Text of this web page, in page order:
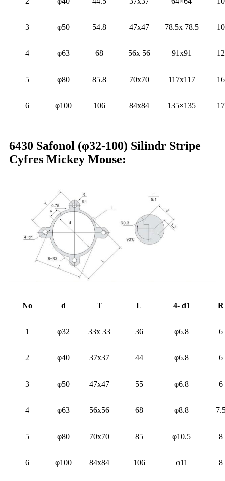
3 φ50 54.8 47x47 78.5x 78.5 10
4 φ63 68 56x 56 91x91 12
5 φ80 85.8 70x70 117x117 16
6 φ100 106 84x84 135×135 17
6430 Safonol (φ32-100) Silindr Stripe
Cyfres Mickey Mouse:
No d T L 4- d1 R
1 φ32 33x 33 36 φ6.8 6
2 φ40 37x37 44 φ6.8 6
3 φ50 47x47 55 φ6.8 6
4 φ63 56x56 68 φ8.8
5 φ80 70x70 85 φ10.5 8
6 φ100 84x84 106 φ11 8